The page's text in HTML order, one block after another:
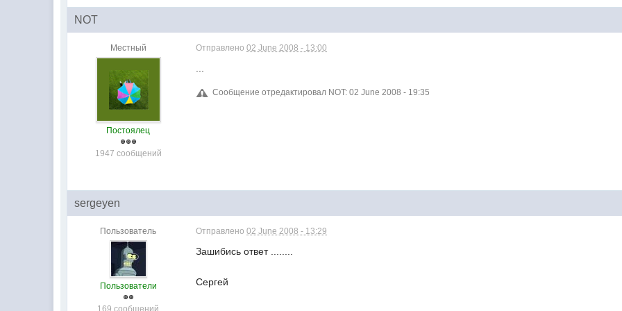
NOT
Местный
Постоялец
1947 сообщений
Отправлено02 June 2008 - 13:00
Сообщение отредактировал NOT: 02 June 2008 - 19:35
sergeyen
Пользователь
Пользователи
169 сообщений
Отправлено02 June 2008 - 13:29
Зашибись ответ ........
Сергей